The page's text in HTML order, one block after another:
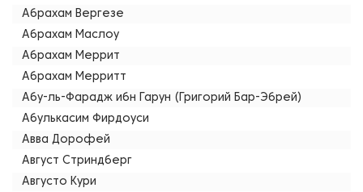
Абрахам Вергезе
Абрахам Маслоу
Абрахам Меррит
Абрахам Мерритт
Абу-ль-Фарадж ибн Гарун (Григорий Бар-Эбрей)
Абулькасим Фирдоуси
Авва Дорофей
Август Стриндберг
Августо Кури